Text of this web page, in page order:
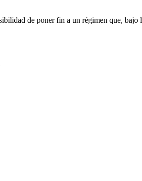
de poner fin a un régimen que, bajo